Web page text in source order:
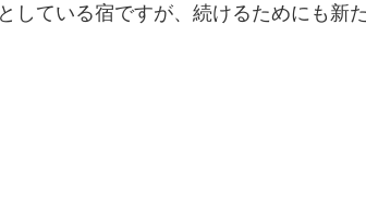
している宿ですが、続けるためにも新